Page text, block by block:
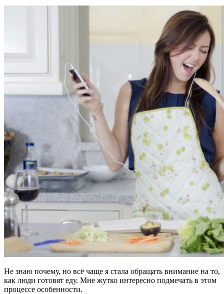
Не знаю почему, но всё чаще я стала обращать внимание на то,
как люди готовят еду. Мне жутко интересно подмечать в этом
процессе особенности.